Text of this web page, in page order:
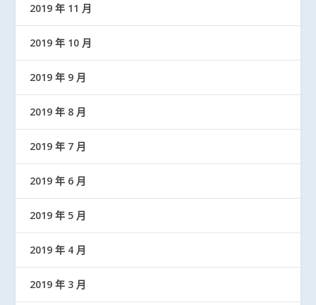
2019 年 11 月
2019 年 10 月
2019 年 9 月
2019 年 8 月
2019 年 7 月
2019 年 6 月
2019 年 5 月
2019 年 4 月
2019 年 3 月